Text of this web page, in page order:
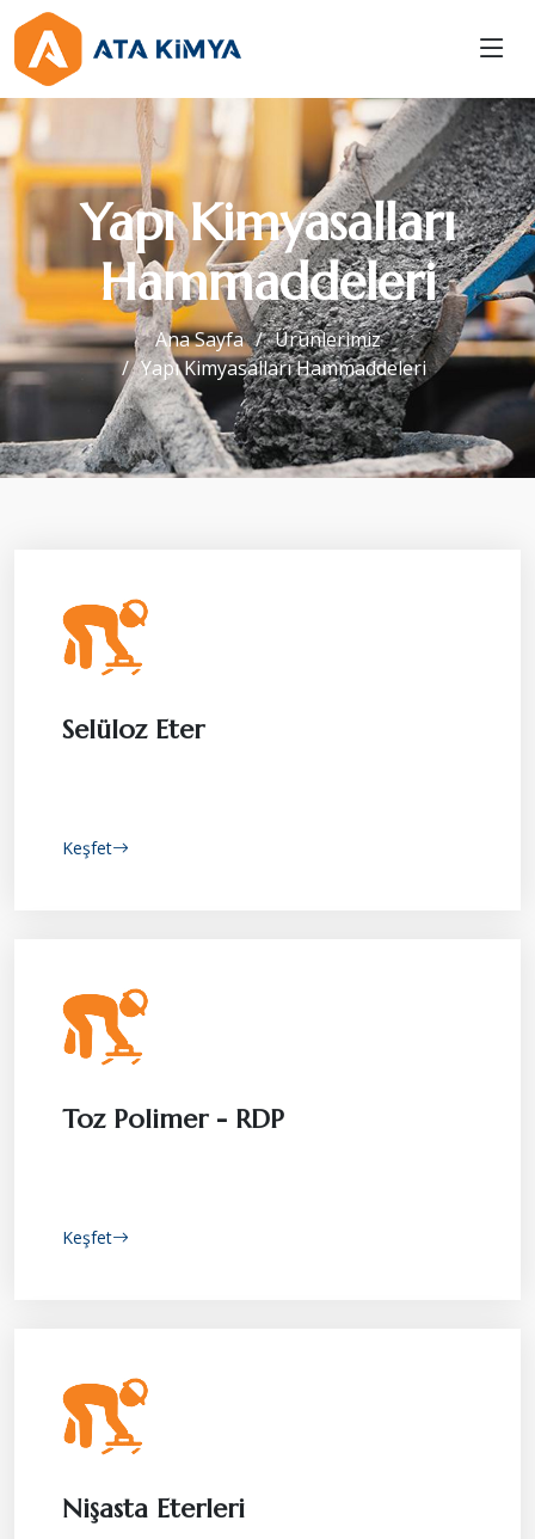
Yapı Kimyasalları
Hammaddeleri
Ana Sayfa
Ürünlerimiz
Yapı Kimyasalları Hammaddeleri
Selüloz Eter
Keşfet
Toz Polimer - RDP
Keşfet
Nişasta Eterleri